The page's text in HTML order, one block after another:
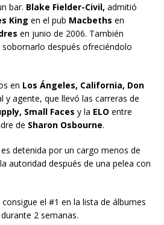
bar. Blake Fielder-Civil, admitió
King en el pub Macbeths en
en junio de 2006. También
después ofreciéndolo
en Los Ángeles, California, Don
y agente, que llevó las carreras de
Small Faces y la ELO entre
de Sharon Osbourne.
es detenida por un cargo menos de
autoridad después de una pelea con
consigue el #1 en la lista de álbumes
durante 2 semanas.